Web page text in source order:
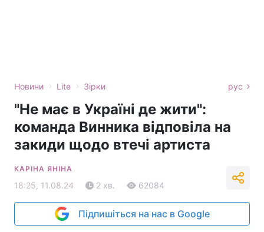
Новини › Lite › Зірки рус
"Не має в Україні де жити":
команда Винника відповіла на
закиди щодо втечі артиста
КАРІНА ЯНІНА
18:25, 11.08.24 2 хв. 62084
Підпишіться на нас в Google